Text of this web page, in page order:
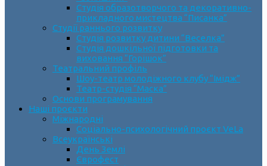
Студія образотворчого та декоративно-
прикладного мистецтва “Писанка”
Студії раннього розвитку
Студія розвитку дитини “Веселка”
Студія дошкільної підготовки та
виховання “Горішок”
Театральний профіль
Шоу-театр молодіжного клубу “Імідж”
Театр-студія “Маска”
Основи програмування
Наші проєкти
Міжнародні
Соціально-психологічний проєкт VeLa
Всеукраїнські
День Землі
Єврофест